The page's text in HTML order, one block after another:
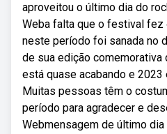
aproveitou o último dia do
Weba falta que o festival fez
neste período foi sanada no
de sua edição comemorativa
está quase acabando e
Muitas pessoas têm o
período para agradecer e
Webmensagem de último dia